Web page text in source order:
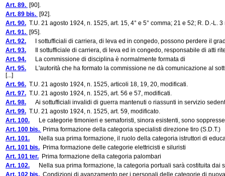
Art. 89. [90].
Art. 89 bis. [92].
Art. 90. T.U. 21 agosto 1924, n. 1525, art. 15, 4° e 5° comma; 21 e 52; R. D.-L.
Art. 91. [95].
Art. 92. I sottufficiali di carriera, di leva ed in congedo, possono perdere il
Art. 93. Il sottufficiale di carriera, di leva ed in congedo, responsabile di atti
Art. 94. La commissione di disciplina è normalmente formata di
Art. 95. L'autorità che ha formato la commissione ne dà comunicazione al
[...]
Art. 96. T.U. 21 agosto 1924, n. 1525, articoli 18, 19, 20, modificati.
Art. 97. T.U. 21 agosto 1924, n. 1525, art. 56 e 57, modificati.
Art. 98. Ai sottufficiali invalidi di guerra mantenuti o riassunti in servizio
Art. 99. T.U. 21 agosto 1924, n. 1525, art. 59, modificato.
Art. 100. Le categorie timonieri e semaforisti, sinora esistenti, sono soppresse
Art. 100 bis. Prima formazione della categoria specialisti direzione tiro (S.D.T.)
Art. 101. Nella sua prima formazione, il ruolo della categoria istruttori di
Art. 101 bis. Prima formazione delle categorie elettricisti e siluristi
Art. 101 ter. Prima formazione della categoria palombari
Art. 102. Nella sua prima formazione, la categoria portuali sarà costituita dai
Art. 102 bis. Condizioni di avanzamento per i personali delle categorie di